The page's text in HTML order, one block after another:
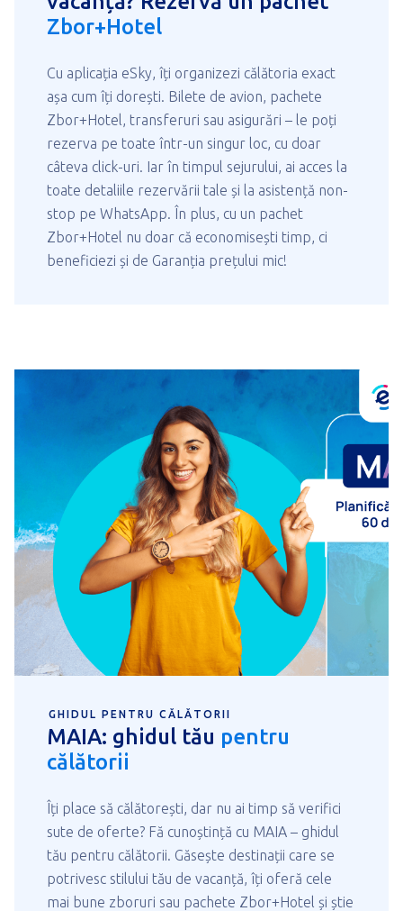
Zbor+Hotel
Cu aplicația eSky, îți organizezi călătoria exact
așa cum îți dorești. Bilete de avion, pachete
Zbor+Hotel, transferuri sau asigurări – le poți
rezerva pe toate într-un singur loc, cu doar
câteva click-uri. Iar în timpul sejurului, ai acces la
toate detaliile rezervării tale și la asistență non-
stop pe WhatsApp. În plus, cu un pachet
Zbor+Hotel nu doar că economisești timp, ci
beneficiezi și de Garanția prețului mic!
GHIDUL PENTRU CĂLĂTORII
MAIA: ghidul tău pentru
călătorii
Îți place să călătorești, dar nu ai timp să verifici
sute de oferte? Fă cunoștință cu MAIA – ghidul
tău pentru călătorii. Găsește destinații care se
potrivesc stilului tău de vacanță, îți oferă cele
mai bune zboruri sau pachete Zbor+Hotel și știe